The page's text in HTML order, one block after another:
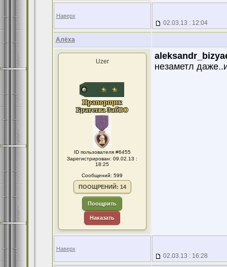
Наверх
02.03.13 : 12:04
Алёха
Uzer
ID пользователя #6455
Зарегистрирован: 09.02.13 :
18:25
Сообщений: 599
ПООЩРЕНИЙ: 14
Поощрить
Наказать
незаметл
Наверх
02.03.13 : 16:28